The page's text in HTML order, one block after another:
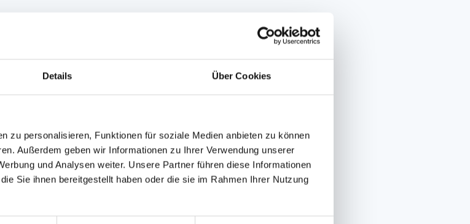
Details Über Cookies
zu personalisieren, Funktionen für soziale Medien anbieten zu können
Außerdem geben wir Informationen zu Ihrer Verwendung unserer
und Analysen weiter. Unsere Partner führen diese Informationen
Sie ihnen bereitgestellt haben oder die sie im Rahmen Ihrer Nutzung